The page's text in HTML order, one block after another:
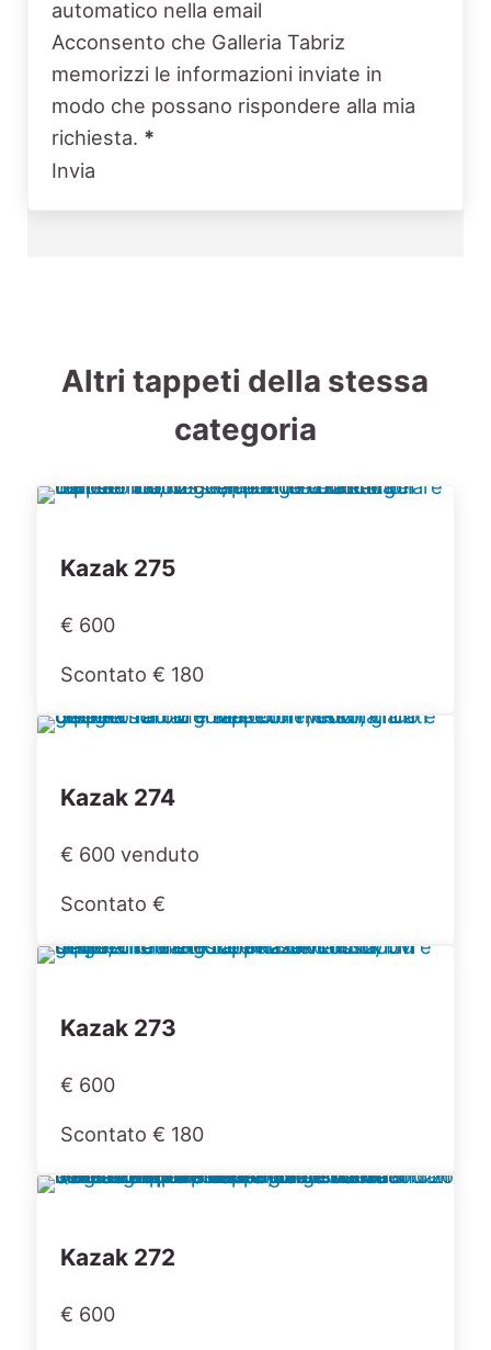
automatico nella email
Acconsento che Galleria Tabriz
memorizzi le informazioni inviate in
modo che possano rispondere alla mia
richiesta. *
Invia
Altri tappeti della stessa
categoria
Kazak 275
€ 600
Scontato € 180
Kazak 274
€ 600 venduto
Scontato €
Kazak 273
€ 600
Scontato € 180
Kazak 272
€ 600